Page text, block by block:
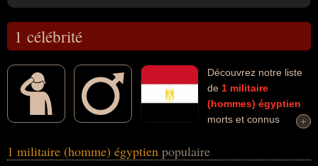
1 célébrité
Découvrez notre liste
de 1 militaire
(hommes) égyptien
morts et connus
sexe masculin) peuvent avoir des liens variés dans les domaines
+
+
1 militaire (homme) égyptien populaire